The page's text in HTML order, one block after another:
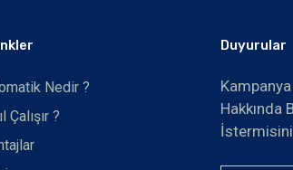
Nedir ?
Çalışır ?
Duyurular
Hakkında